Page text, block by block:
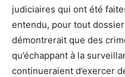
judiciaires qui ont été
entendu, pour tout
démontrerait que des
qu’échappant à la
continueraient d’exercer